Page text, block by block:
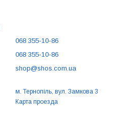
068 355-10-86
068 355-10-86
shop@shos.com.ua
м. Тернопіль, вул. Замкова 3
Карта проезда